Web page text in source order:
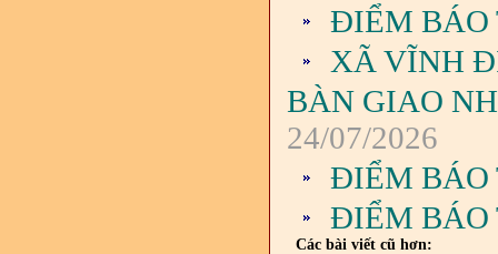
ĐIỂM BÁO
XÃ VĨNH
BÀN GIAO
24/07/2026
ĐIỂM BÁO
ĐIỂM BÁO
Các bài viết cũ hơn: